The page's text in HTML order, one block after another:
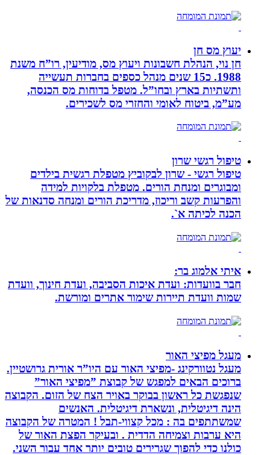
יעוץ מס חן
חן נוי, הנהלת חשבונות ויעוץ מס, מודיעין, רו”ח משנת
1988. כ15 שנים מנהל כספים בחברות תעשייה
ותשתיות בארץ ובחו”ל. מטפל בדוחות מס הכנסה,
מע”מ, ביטוח לאומי והחזרי מס לשכירים.
טיפול רגשי שרון
טיפול רגשי - שרון לבקוביץ מטפלת רגשית בילדים
ומבוגרים ומנחת הורים. מטפלת בלקויות למידה
והפרעות קשב וריכוז, מדריכת הורים ומנחה סדנאות של
הכנה לכיתה א`.
איתי אלמוג בר:
חבר בוועדות: ועדת איכות הסביבה, ועדת חינוך, וועדת
שמות וועדת תיירות שימור אתרים ומורשת.
מעגל מפיצי האור
מעגל נטוורקינג -מפיצי האור עם היו”ר אורית גרושטיין.
ברוכים הבאים למפגש של קבוצת ”מפיצי האור”
שנפגשת כל ראשון בבוקר באויר הצח של הזום. הקבוצה
הינה דיגיטלית, ונשארת דיגיטלית. האנשים
שמשתתפים בה : מכל קצווי-תבל ! המטרה של הקבוצה
היא ערבות וצמיחה הדדית . ובעיקר הפצת האור של
כולנו כדי להפוך שגרירים טובים יותר אחד עבור השני.